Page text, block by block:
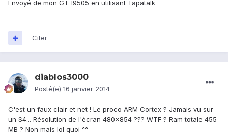
Envoyé de mon GT-I9505 en utilisant Tapatalk
Citer
diablos3000
Posté(e) 16 janvier 2014
C'est un faux clair et net ! Le proco ARM Cortex ? Jamais vu sur
un S4... Résolution de l'écran 480x854 ??? WTF ? Ram totale 455
MB ? Non mais lol quoi ^^